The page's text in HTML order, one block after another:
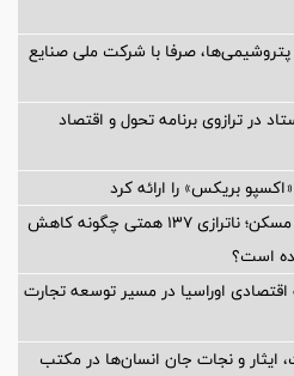
صرفا با شرکت ملی صنایع
در ترازوی برنامه تحول و اقتصاد
بریکس» را ارائه کرد
زنگ خطر ۴۵ همتی برای بانک مسکن؛ ناترازی ۱۳۷ همتی چگونه کاهش
است؟
اقتصادی اوراسیا در مسیر توسعه تجارت
ایثار و نجات جان انسان‌ها در مکتب